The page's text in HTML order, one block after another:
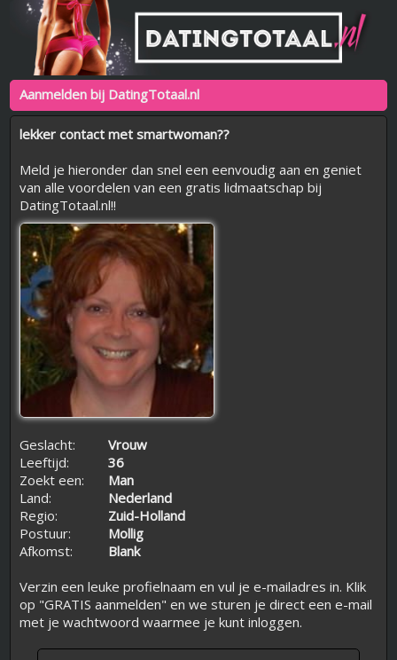
Aanmelden bij DatingTotaal.nl
lekker contact met smartwoman??
Meld je hieronder dan snel een eenvoudig aan en geniet
van alle voordelen van een gratis lidmaatschap bij
DatingTotaal.nl!!
Geslacht:
Vrouw
Leeftijd:
36
Zoekt een:
Man
Land:
Nederland
Regio:
Zuid-Holland
Postuur:
Mollig
Afkomst:
Blank
Verzin een leuke profielnaam en vul je e-mailadres in. Klik
op "GRATIS aanmelden" en we sturen je direct een e-mail
met je wachtwoord waarmee je kunt inloggen.